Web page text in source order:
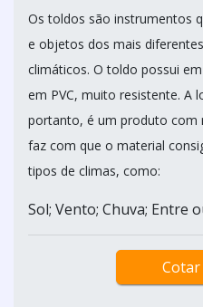
Os toldos são instrumentos
e objetos dos mais
climáticos. O toldo possui
em PVC, muito resistente. A
portanto, é um produto com
faz com que o material
tipos de climas, como:
Sol; Vento; Chuva; Entre